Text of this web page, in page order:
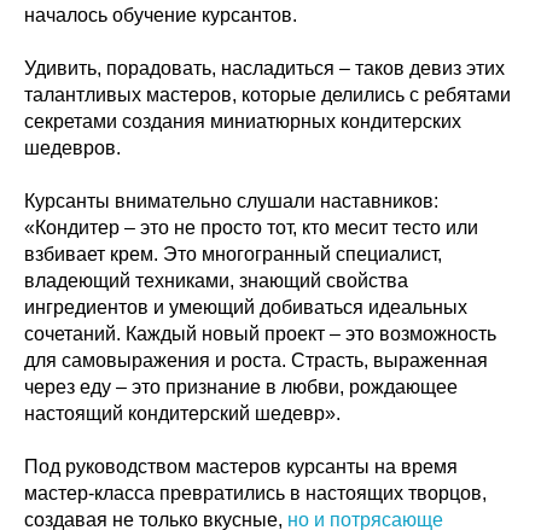
началось обучение курсантов.
Удивить, порадовать, насладиться – таков девиз этих
талантливых мастеров, которые делились с ребятами
секретами создания миниатюрных кондитерских
шедевров.
Курсанты внимательно слушали наставников:
«Кондитер – это не просто тот, кто месит тесто или
взбивает крем. Это многогранный специалист,
владеющий техниками, знающий свойства
ингредиентов и умеющий добиваться идеальных
сочетаний. Каждый новый проект – это возможность
для самовыражения и роста. Страсть, выраженная
через еду – это признание в любви, рождающее
настоящий кондитерский шедевр».
Под руководством мастеров курсанты на время
мастер-класса превратились в настоящих творцов,
создавая не только вкусные, но и потрясающе